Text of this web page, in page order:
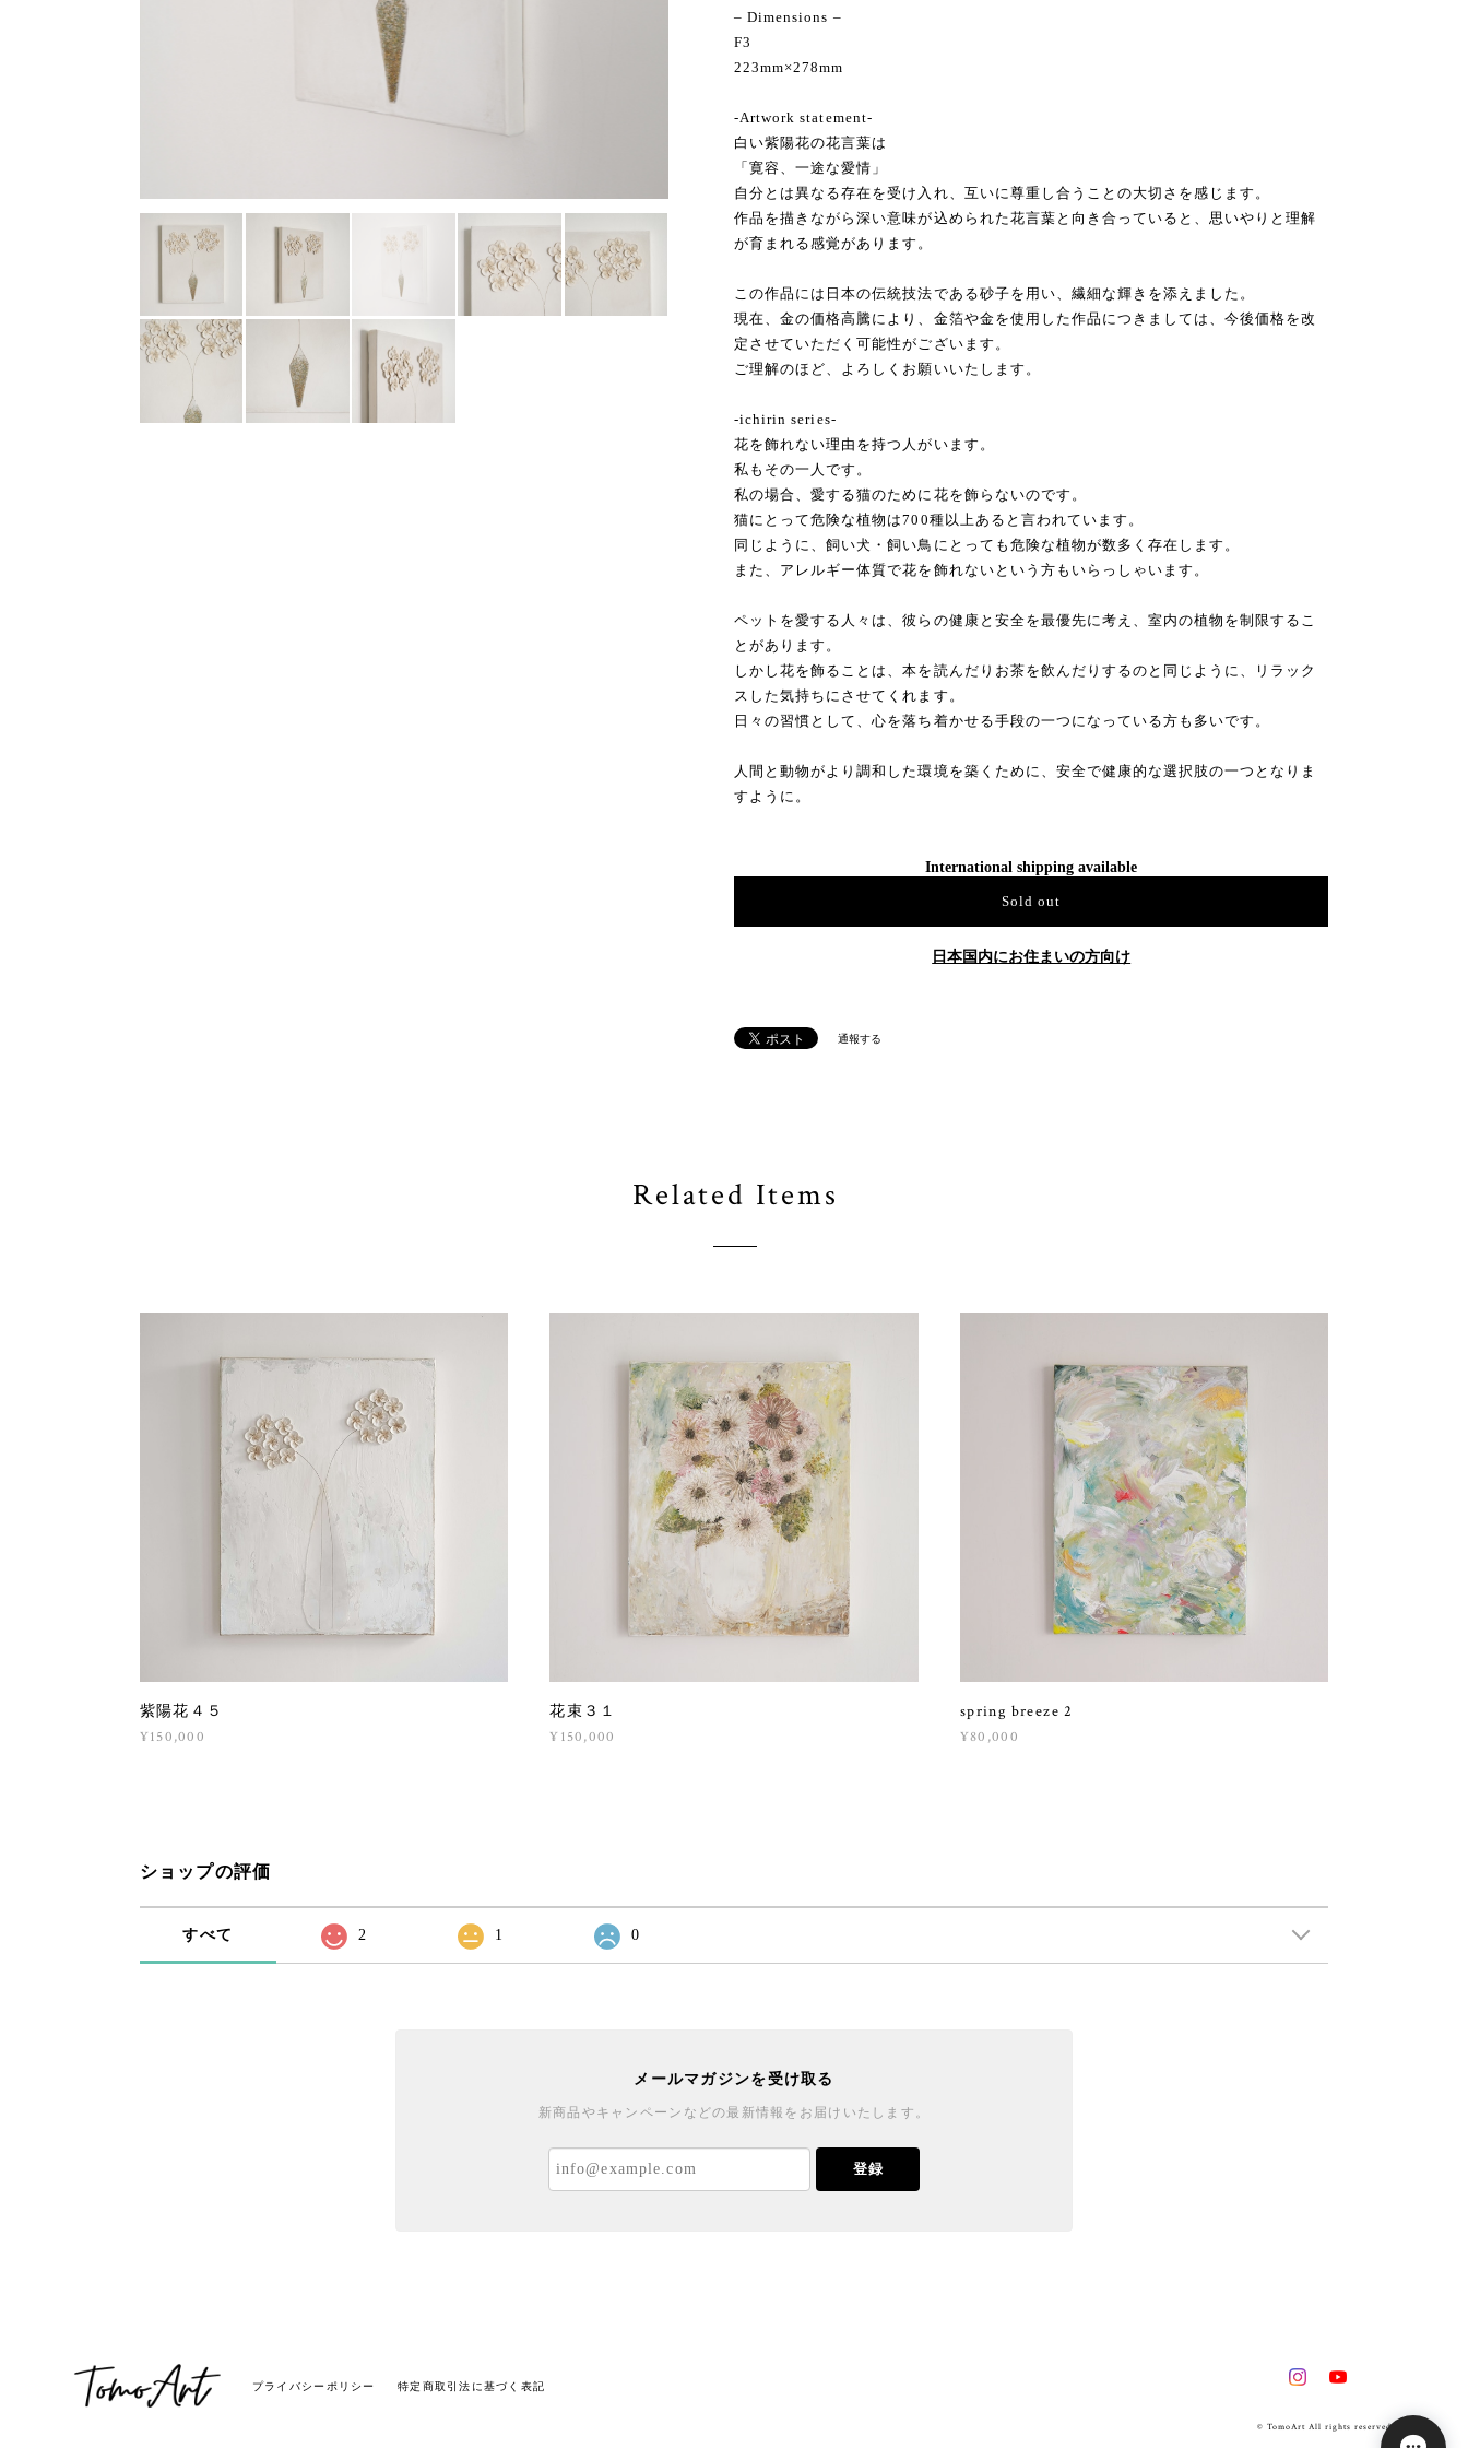
– Dimensions –
F3
223mm×278mm
-Artwork statement-
白い紫陽花の花言葉は
「寛容、一途な愛情」
自分とは異なる存在を受け入れ、互いに尊重し合うことの大切さを感じます。
作品を描きながら深い意味が込められた花言葉と向き合っていると、思いやりと理解
が育まれる感覚があります。
この作品には日本の伝統技法である砂子を用い、繊細な輝きを添えました。
現在、金の価格高騰により、金箔や金を使用した作品につきましては、今後価格を改
定させていただく可能性がございます。
ご理解のほど、よろしくお願いいたします。
-ichirin series-
花を飾れない理由を持つ人がいます。
私もその一人です。
私の場合、愛する猫のために花を飾らないのです。
猫にとって危険な植物は700種以上あると言われています。
同じように、飼い犬・飼い鳥にとっても危険な植物が数多く存在します。
また、アレルギー体質で花を飾れないという方もいらっしゃいます。
ペットを愛する人々は、彼らの健康と安全を最優先に考え、室内の植物を制限するこ
とがあります。
しかし花を飾ることは、本を読んだりお茶を飲んだりするのと同じように、リラック
スした気持ちにさせてくれます。
日々の習慣として、心を落ち着かせる手段の一つになっている方も多いです。
人間と動物がより調和した環境を築くために、安全で健康的な選択肢の一つとなりま
すように。
International shipping available
Sold out
日本国内にお住まいの方向け
通報する
Related Items
紫陽花４５
¥150,000
花束３１
¥150,000
spring breeze 2
¥80,000
ショップの評価
すべて 2 1 0
メールマガジンを受け取る
新商品やキャンペーンなどの最新情報をお届けいたします。
登録
プライバシーポリシー 特定商取引法に基づく表記
© TomoArt All rights reserved.